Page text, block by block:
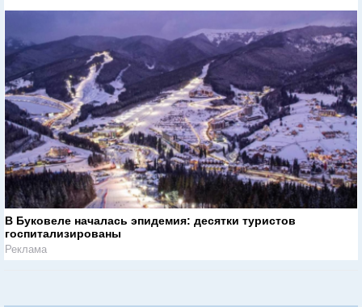
В Буковеле началась эпидемия: десятки туристов
госпитализированы
Реклама